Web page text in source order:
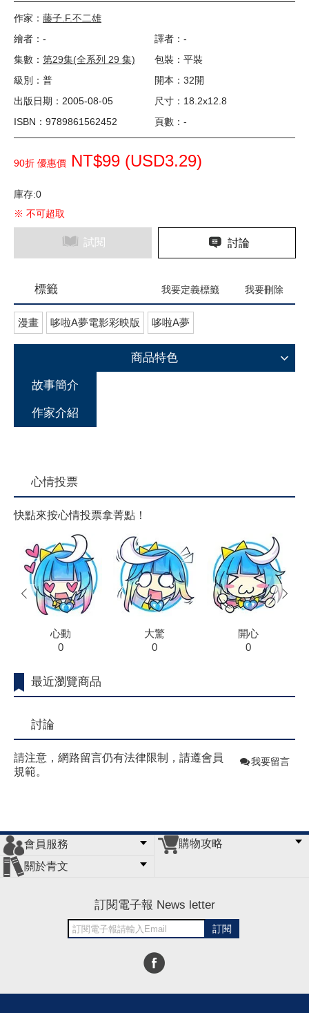
作家： 藤子.F.不二雄
繪者：-
譯者：-
集數： 第29集(全系列 29 集)
包裝：平裝
級別：普
開本：32開
出版日期：2005-08-05
尺寸：18.2x12.8
ISBN：9789861562452
頁數：-
90折 優惠價 NT$99 (USD3.29)
庫存:0
※ 不可超取
試閱 討論
標籤 我要定義標籤 我要刪除
漫畫 哆啦A夢電影彩映版 哆啦A夢
商品特色
故事簡介
作家介紹
心情投票
快點來按心情投票拿菁點！
心動
0
大驚
0
開心
0
prev next
最近瀏覽商品
討論
請注意，網路留言仍有法律限制，請遵會員
規範。
我要留言
會員服務
會員辦法
客服信箱
隱私條款
網站導覽
購物攻略
關於青文
訂閱電子報 News letter
訂閱